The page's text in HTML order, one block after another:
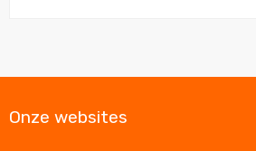
Onze websites